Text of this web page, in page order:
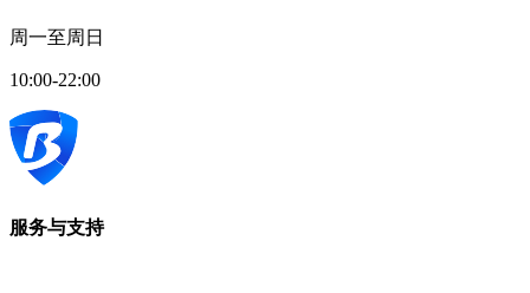
周一至周日
10:00-22:00
服务与支持